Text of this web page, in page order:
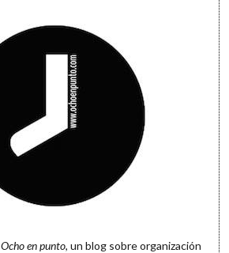
Ocho en punto, un blog sobre organización